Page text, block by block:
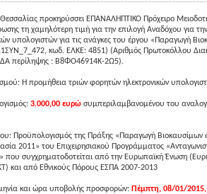
προκηρύσσει ΕΠΑΝΑΛΗΠΤΙΚΟ Πρόχειρο
τη χαμηλότερη τιμή για την επιλογή Αναδόχου για
υπολογιστών για τις ανάγκες του έργου «Παραγωγή
κωδ. ΕΛΚΕ: 4851) (Αριθμός Πρωτοκόλλου
περίληψης : Β8ΦΟ46914Κ-2Ω5).
H προμήθεια τριών φορητών ηλεκτρονικών
3.000,00 ευρώ συμπεριλαμβανομένου του
Προϋπολογισμός της Πράξης «Παραγωγή Βιοκαυσίμων
2011» του Επιχειρησιακού Προγράμματος
που συγχρηματοδοτείται από την Ευρωπαϊκή Ένωση
και από Εθνικούς Πόρους ΕΣΠΑ 2007-2013
και ώρα υποβολής προσφορών: Πέμπτη, 08/01/